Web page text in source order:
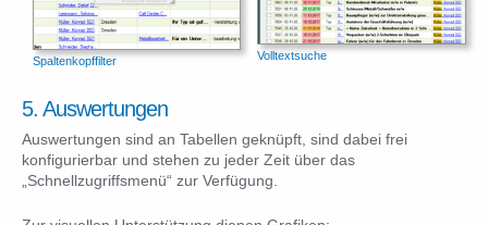
Spaltenkopffilter Volltextsuche
5. Auswertungen
Auswertungen sind an Tabellen geknüpft, sind dabei frei
konfigurierbar und stehen zu jeder Zeit über das
„Schnellzugriffsmenü“ zur Verfügung.